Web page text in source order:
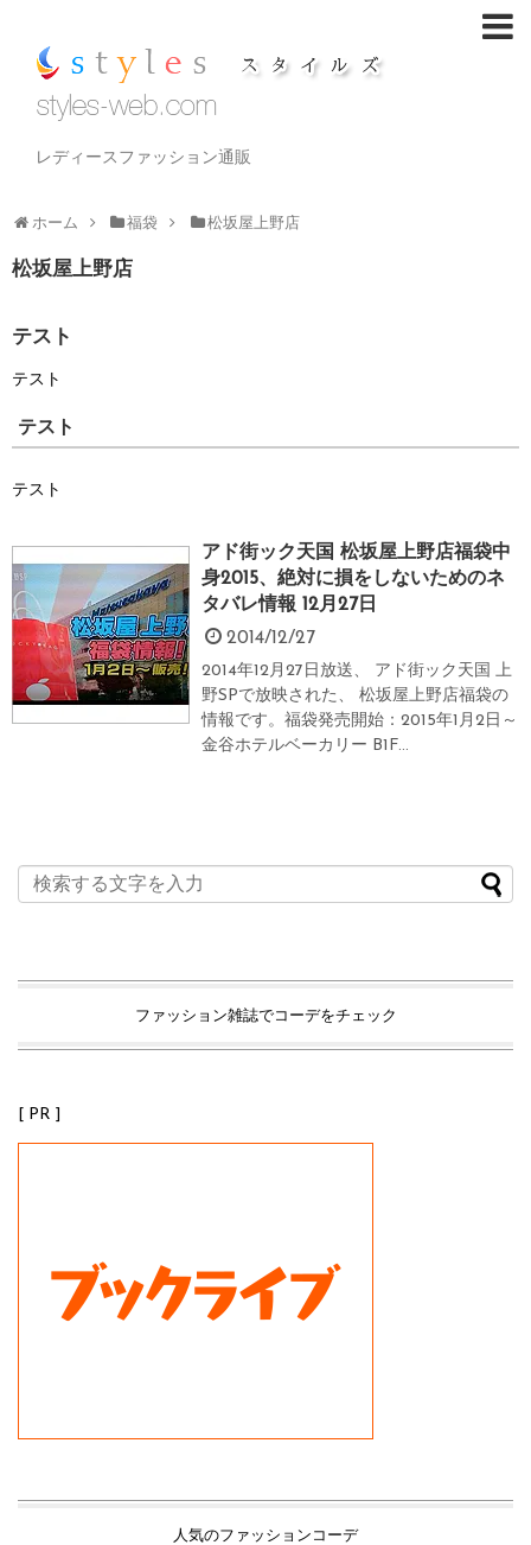
レディースファッション通販
ホーム 福袋 松坂屋上野店
松坂屋上野店
テスト
テスト
テスト
テスト
アド街ック天国 松坂屋上野店福袋中
身2015、絶対に損をしないためのネ
タバレ情報 12月27日
2014/12/27
2014年12月27日放送、 アド街ック天国 上
野SPで放映された、 松坂屋上野店福袋の
情報です。福袋発売開始：2015年1月2日～
金谷ホテルベーカリー B1F...
ファッション雑誌でコーデをチェック
[ PR ]
人気のファッションコーデ